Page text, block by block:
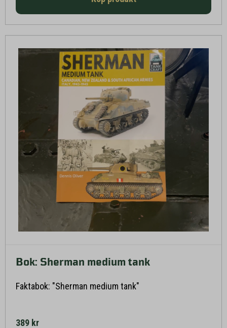
Bok: Sherman medium tank
Faktabok: "Sherman medium tank"
389 kr
Läs mer här